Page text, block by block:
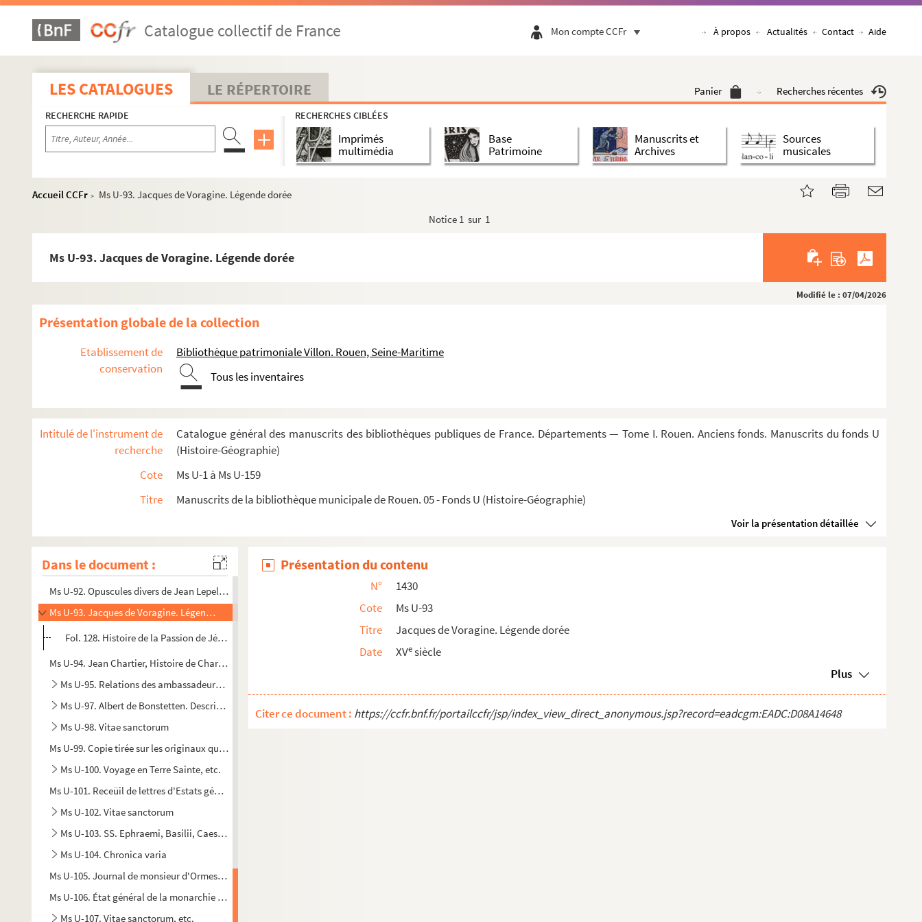
Catalogue collectif de France Mon compte CCFr À propos Actualités Contact Aide
LES CATALOGUES LE RÉPERTOIRE Panier Recherches récentes
RECHERCHE RAPIDE RECHERCHES CIBLÉES
Imprimés
multimédia
Base
Patrimoine
Manuscrits et
Archives
Sources
musicales
Accueil CCFr >
Ms U-93. Jacques de Voragine. Légende dorée
Notice 1 sur 1
Ms U-93. Jacques de Voragine. Légende dorée
Modifié le : 07/04/2026
Présentation globale de la collection
Etablissement de
conservation
Bibliothèque patrimoniale Villon. Rouen, Seine-Maritime
Tous les inventaires
Intitulé de l'instrument de
recherche
Catalogue général des manuscrits des bibliothèques publiques de France. Départements — Tome I. Rouen. Anciens fonds. Manuscrits du fonds U
(Histoire-Géographie)
Cote
Ms U-1 à Ms U-159
Titre
Manuscrits de la bibliothèque municipale de Rouen. 05 - Fonds U (Histoire-Géographie)
Voir la présentation détaillée
Dans le document :
Ms U-67. Vitae sanctorum
Ms U-68. Ritratti de' piu famosi pittori, scultori et architettori, descritti dal Vasari et altri moderni, co...
Ms U-69. Martyrologium Fontanellense
Ms U-70. Histoire de l'Hérésie, depuis l'an 1374 jusqu'en l'année 1631
Antiquitatum JudaicarumetDe bello Judaicolibri et Baldrici DolensisHistoria Hier...
Ms U-72. Mémoire du département des trois Evechez. Première partie historique et de Lorraine, par Turgot
Ms U-73. Histoire des hommes illustres par saincteté de vie qui furent Jésuates. Seconde partie, dans laquell...
Ms U-74. Recueil d'ouvrages relatifs à l'histoire d'Angleterre
Ms U-77. Chronologie de l'Ancien Testament, jusqu'à Jésus-Christ
Ms U-80. Caesarii, Cisterciensis monachi, dialogorum libri XII miraculorum et exemplorum
Ms U-82. Chronique anonyme de différents événements arrivés en France et à l'étranger, de 1648 à 1661
Ms U-85. Histoire romaine, tirée de Lucain, Suétone et Salluste, ou livre de Jules César
Ms U-86. Biondo Flavio, Italia illustrata
r
Ms U-88. Réflexions sur l'histoire de France, ensemble les assemblées des Parlements et des États généraux, p...
Ms U-90. Boulainvilliers, Lettres critiques sur l'histoire de France, etc.
Ms U-91. Adrien Pasquier. Recueil des vrais philosophes, extrait du nouveau dictionnaire historique des grand...
Ms U-92. Opuscules divers de Jean Lepelletier de Rouen, copiés sur les imprimés par Adrien Pasquier
Ms U-93. Jacques de Voragine. Légende dorée
Fol. 128. Histoire de la Passion de Jésus-Christ
Ms U-94. Jean Chartier, Histoire de Charles VII
Ms U-95. Relations des ambassadeurs vénitiens, adressées à la Sérénissime République, à la fin du XVI
Ms U-97. Albert de Bonstetten. Descriptio superioris Germaniae confederationis
Ms U-98. Vitae sanctorum
Ms U-99. Copie tirée sur les originaux qui sont entre les mains de M. d'Aube, de la correspondance qu'il a eu...
Ms U-100. Voyage en Terre Sainte, etc.
Ms U-101. Receüil de lettres d'Estats généraux
Ms U-102. Vitae sanctorum
Ms U-103. SS. Ephraemi, Basilii, Caesarii et Augustini opuscula, etc.
Ms U-104. Chronica varia
Ms U-105. Journal de monsieur d'Ormesson pendant la Chambre de justice établie en décembre 1661 dans la Chambr...
Ms U-106. État général de la monarchie d'Espagne dans les quatre parties du monde, par le s
Ms U-107. Vitae sanctorum, etc.
Présentation du contenu
N°
1430
Cote
Ms U-93
Titre
Jacques de Voragine. Légende dorée
Date
XVesiècle
Plus
Citer ce document : https://ccfr.bnf.fr/portailccfr/jsp/index_view_direct_anonymous.jsp?record=eadcgm:EADC:D08A14648